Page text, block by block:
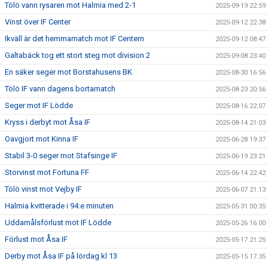
Tölö vann rysaren mot Halmia med 2-1 2025-09-19 22:59
Vinst över IF Center 2025-09-12 22:38
Ikväll är det hemmamatch mot IF Centern 2025-09-12 08:47
Galtabäck tog ett stort steg mot division 2 2025-09-08 23:40
En säker seger mot Borstahusens BK 2025-08-30 16:56
Tölö IF vann dagens bortamatch 2025-08-23 20:56
Seger mot IF Lödde 2025-08-16 22:07
Kryss i derbyt mot Åsa IF 2025-08-14 21:03
Oavgjort mot Kinna IF 2025-06-28 19:37
Stabil 3-0 seger mot Stafsinge IF 2025-06-19 23:21
Storvinst mot Fortuna FF 2025-06-14 22:42
Tölö vinst mot Vejby IF 2025-06-07 21:13
Halmia kvitterade i 94:e minuten 2025-05-31 00:35
Uddamålsförlust mot IF Lödde 2025-05-26 16:00
Förlust mot Åsa IF 2025-05-17 21:25
Derby mot Åsa IF på lördag kl 13 2025-05-15 17:35